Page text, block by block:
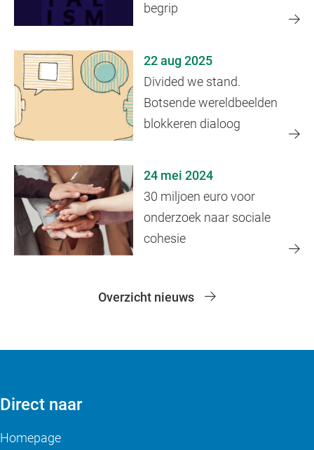
begrip
22 aug 2025
Divided we stand.
Botsende wereldbeelden
blokkeren dialoog
24 mei 2024
30 miljoen euro voor
onderzoek naar sociale
cohesie
Overzicht nieuws
Direct naar
Homepage